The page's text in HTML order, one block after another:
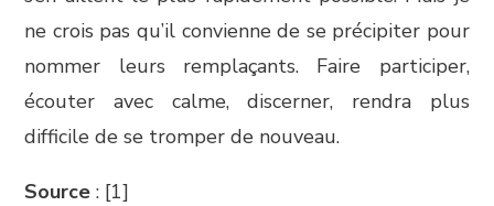
ne crois pas qu’il convienne de se précipiter pour
nommer leurs remplaçants. Faire participer,
écouter avec calme, discerner, rendra plus
difficile de se tromper de nouveau.
Source : [1]